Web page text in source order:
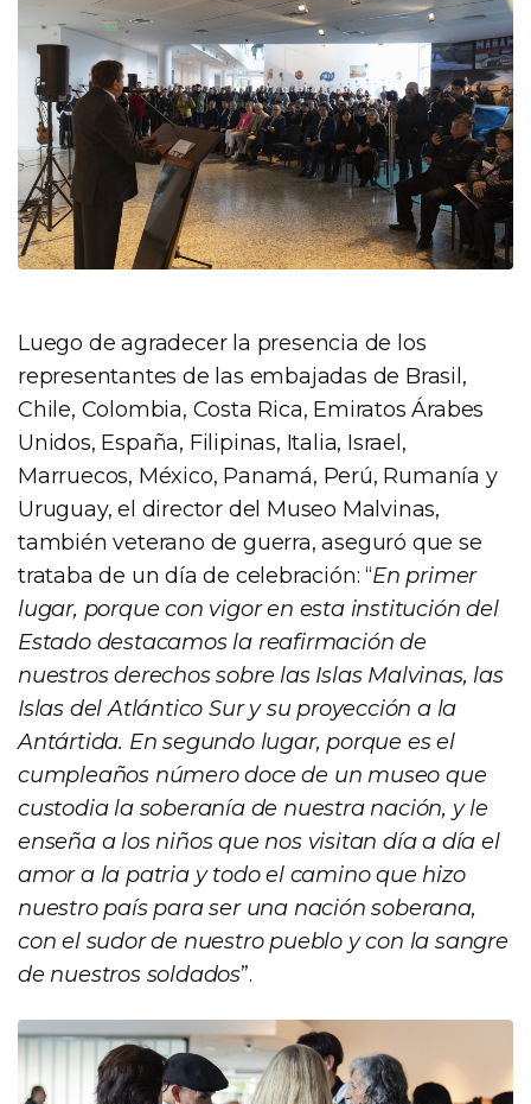
Luego de agradecer la presencia de los
representantes de las embajadas de Brasil,
Chile, Colombia, Costa Rica, Emiratos Árabes
Unidos, España, Filipinas, Italia, Israel,
Marruecos, México, Panamá, Perú, Rumanía y
Uruguay, el director del Museo Malvinas,
también veterano de guerra, aseguró que se
trataba de un día de celebración: “En primer
lugar, porque con vigor en esta institución del
Estado destacamos la reafirmación de
nuestros derechos sobre las Islas Malvinas, las
Islas del Atlántico Sur y su proyección a la
Antártida. En segundo lugar, porque es el
cumpleaños número doce de un museo que
custodia la soberanía de nuestra nación, y le
enseña a los niños que nos visitan día a día el
amor a la patria y todo el camino que hizo
nuestro país para ser una nación soberana,
con el sudor de nuestro pueblo y con la sangre
de nuestros soldados”.